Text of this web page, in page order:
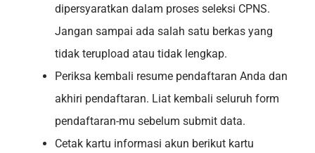
dipersyaratkan dalam proses seleksi CPNS.
Jangan sampai ada salah satu berkas yang
tidak terupload atau tidak lengkap.
Periksa kembali resume pendaftaran Anda dan
akhiri pendaftaran. Liat kembali seluruh form
pendaftaran-mu sebelum submit data.
Cetak kartu informasi akun berikut kartu